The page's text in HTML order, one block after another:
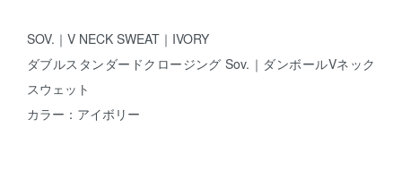
SOV.｜V NECK SWEAT｜IVORY
ダブルスタンダードクロージング Sov.｜ダンボールVネック
スウェット
カラー：アイボリー